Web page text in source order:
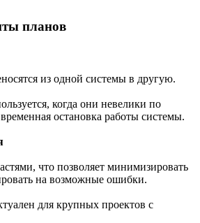
планов
из одной системы в другую.
когда они невелики по
остановка работы системы.
что позволяет минимизировать
на возможные ошибки.
для крупных проектов с